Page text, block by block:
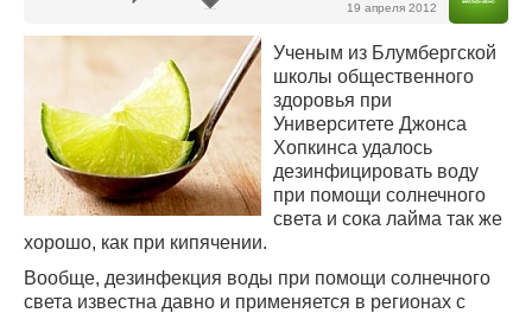
19 апреля 2012
Ученым из Блумбергской
школы общественного
здоровья при
Университете Джонса
Хопкинса удалось
дезинфицировать воду
при помощи солнечного
света и сока лайма так же
хорошо, как при кипячении.
Вообще, дезинфекция воды при помощи солнечного
света известна давно и применяется в регионах с